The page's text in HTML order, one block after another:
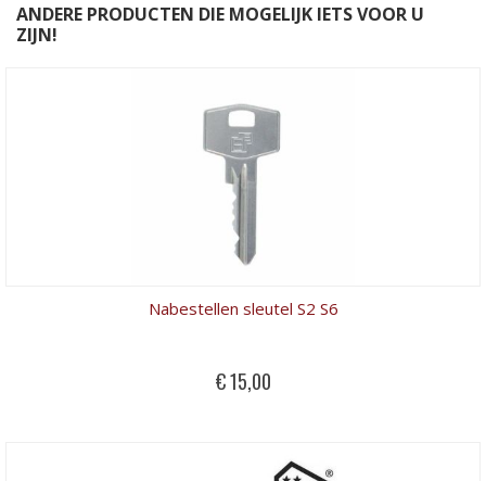
ANDERE PRODUCTEN DIE MOGELIJK IETS VOOR U
ZIJN!
Nabestellen sleutel S2 S6
€ 15,00